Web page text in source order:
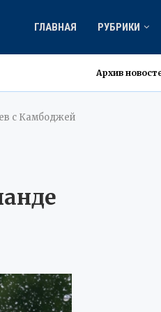
ГЛАВНАЯ РУБРИКИ
Архив
с Камбоджей